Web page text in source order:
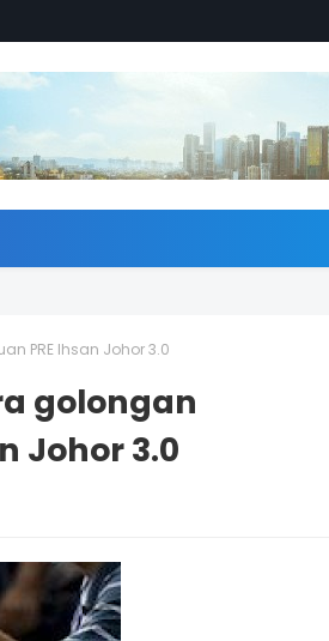
PRE Ihsan Johor 3.0
golongan
Johor 3.0